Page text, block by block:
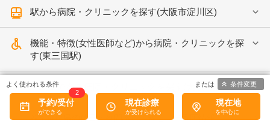
駅から病院・クリニックを探す(大阪市淀川区)
機能・特徴(女性医師など)から病院・クリニックを探
す(東三国駅)
予約ができる病院・クリニックを探す(大阪市淀川区)
各都道府県の休日・夜間診療、救急、当番医情報
予約/受付
2
現在診療 現在地
条件変更